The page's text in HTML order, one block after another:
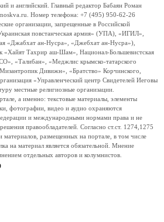
и английский. Главный редактор Бабаян Роман
Номер телефона: +7 (495) 950-62-26
организации, запрещенные в Российской
повстанческая армия» (УПА), «ИГИЛ»,
«Джабхат ан-Нусра», «Джебхат ан-Нусра»),
«Хайят Тахрир аш-Шам», Национал-Большевистская
«Талибан», «Меджлис крымско-татарского
Дивижн», «Братство» Корчинского,
«Управленческий центр Свидетелей Иеговы
местные религиозные организации.
а именно: текстовые материалы, элементы
фотографии, видео и аудио охраняются
и международными нормами права и не
правообладателей. Согласно ст.ст. 1274,1275
размещенных на портале, в том числе
на материал является обязательной. Мнение
отдельных авторов и колумнистов.